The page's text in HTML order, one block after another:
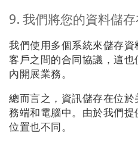
9. 我們將您的資料儲存
我們使用多個系統來儲存
客戶之間的合同協議，這
內開展業務。
總而言之，資訊儲存在位
務端和電腦中。由於我們
位置也不同。